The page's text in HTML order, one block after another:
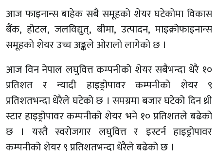
आज फाइनान्स बाहेक सबै समूहको शेयर घटेकोमा विकास
बैंक, होटल, जलविद्युत्, बीमा, उत्पादन, माइक्रोफाइनान्स
समूहको शेयर उच्च अङ्कले ओरालो लागेको छ ।
आज विन नेपाल लघुवित्त कम्पनीको शेयर सबैभन्दा धेरै १०
प्रतिशत र न्यादी हाइड्रोपावर कम्पनीको शेयर ९
प्रतिशतभन्दा धेरैले घटेको छ । समग्रमा बजार घटेको दिन थ्री
स्टार हाइड्रोपावर कम्पनीको शेयर भने १० प्रतिशतले बढेको
छ । यस्तै स्वरोजगार लघुवित्त र इस्टर्न हाइड्रोपावर
कम्पनीको शेयर ९ प्रतिशतभन्दा धेरैले बढेको छ ।